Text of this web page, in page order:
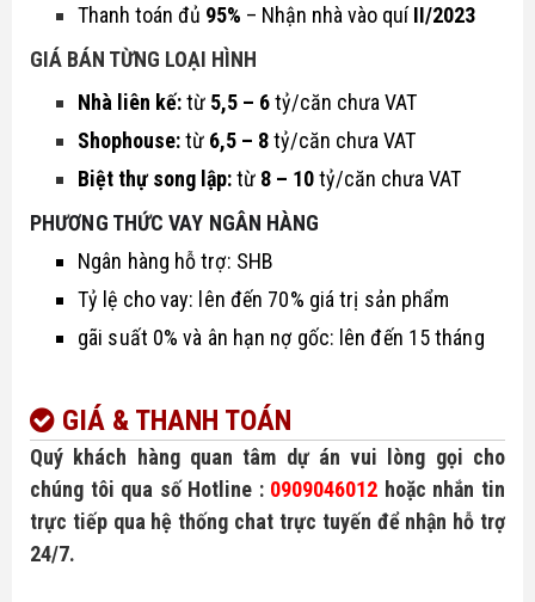
Thanh toán đủ 95% – Nhận nhà vào quíII/2023
GIÁ BÁN TỪNG LOẠI HÌNH
Nhà liên kế:từ 5,5 – 6tỷ/căn chưa VAT
Shophouse:từ 6,5 – 8tỷ/căn chưa VAT
Biệt thự song lập:từ 8 – 10tỷ/căn chưa VAT
PHƯƠNG THỨC VAY NGÂN HÀNG
Ngân hàng hỗ trợ: SHB
Tỷ lệ cho vay: lên đến 70% giá trị sản phẩm
gãi suất 0% và ân hạn nợ gốc: lên đến 15 tháng
GIÁ & THANH TOÁN
Quý khách hàng quan tâm dự án vui lòng gọi cho
chúng tôi qua số Hotline : 0909046012 hoặc nhắn tin
trực tiếp qua hệ thống chat trực tuyến để nhận hỗ trợ
24/7.